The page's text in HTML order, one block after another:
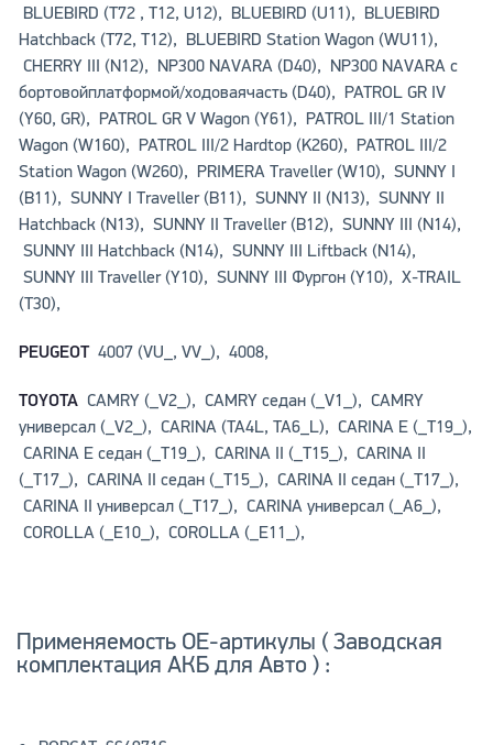
BLUEBIRD (T72 , T12, U12), BLUEBIRD (U11), BLUEBIRD
Hatchback (T72, T12), BLUEBIRD Station Wagon (WU11),
CHERRY III (N12), NP300 NAVARA (D40), NP300 NAVARA c
бортовойплатформой/ходоваячасть (D40), PATROL GR IV
(Y60, GR), PATROL GR V Wagon (Y61), PATROL III/1 Station
Wagon (W160), PATROL III/2 Hardtop (K260), PATROL III/2
Station Wagon (W260), PRIMERA Traveller (W10), SUNNY I
(B11), SUNNY I Traveller (B11), SUNNY II (N13), SUNNY II
Hatchback (N13), SUNNY II Traveller (B12), SUNNY III (N14),
SUNNY III Hatchback (N14), SUNNY III Liftback (N14),
SUNNY III Traveller (Y10), SUNNY III Фургон (Y10), X-TRAIL
(T30),
PEUGEOT4007 (VU_, VV_), 4008,
TOYOTACAMRY (_V2_), CAMRY седан (_V1_), CAMRY
универсал (_V2_), CARINA (TA4L, TA6_L), CARINA E (_T19_),
CARINA E седан (_T19_), CARINA II (_T15_), CARINA II
(_T17_), CARINA II седан (_T15_), CARINA II седан (_T17_),
CARINA II универсал (_T17_), CARINA универсал (_A6_),
COROLLA (_E10_), COROLLA (_E11_),
Применяемость OE-артикулы ( Заводская
комплектация АКБ для Авто ) :